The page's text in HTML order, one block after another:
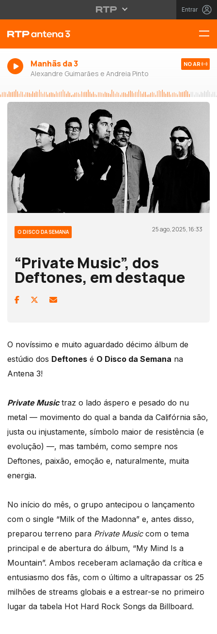
Entrar
Manhãs da 3
Alexandre Guimarães e Andreia Pinto
NO AR
O DISCO DA SEMANA 25 ago, 2025, 16:33
“Private Music”, dos
Deftones, em destaque
O novíssimo e muito aguardado décimo álbum de
estúdio dos Deftones é O Disco da Semana na
Antena 3!
Private Musictraz o lado áspero e pesado do nu
metal — movimento do qual a banda da Califórnia são,
justa ou injustamente, símbolo maior de resistência (e
evolução) —, mas também, como sempre nos
Deftones, paixão, emoção e, naturalmente, muita
energia.
No início do mês, o grupo antecipou o lançamento
com o single “Milk of the Madonna” e, antes disso,
preparou terreno para Private Musiccom o tema
principal e de abertura do álbum, “My Mind Is a
Mountain”. Ambos receberam aclamação da crítica e
entusiasmo dos fãs, com o último a ultrapassar os 25
milhões de streams globais e a estrear-se no primeiro
lugar da tabela Hot Hard Rock Songs da Billboard.